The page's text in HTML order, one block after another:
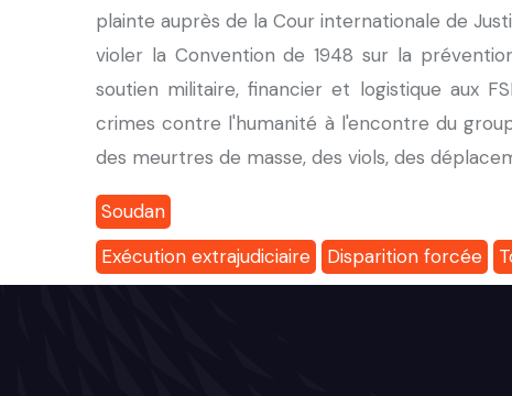
plainte auprès de la Cour internationale de
violer la Convention de 1948 sur la
soutien militaire, financier et logistique aux
crimes contre l'humanité à l'encontre du
des meurtres de masse, des viols, des
Soudan
Exécution extrajudiciaire
Disparition forcée